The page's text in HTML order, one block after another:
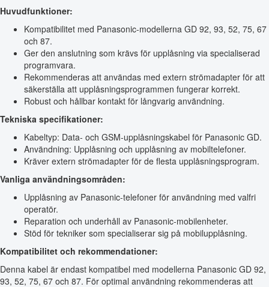
Huvudfunktioner:
Kompatibilitet med Panasonic-modellerna GD 92, 93, 52, 75, 67
och 87.
Ger den anslutning som krävs för upplåsning via specialiserad
programvara.
Rekommenderas att användas med extern strömadapter för att
säkerställa att upplåsningsprogrammen fungerar korrekt.
Robust och hållbar kontakt för långvarig användning.
Tekniska specifikationer:
Kabeltyp: Data- och GSM-upplåsningskabel för Panasonic GD.
Användning: Upplåsning och upplåsning av mobiltelefoner.
Kräver extern strömadapter för de flesta upplåsningsprogram.
Vanliga användningsområden:
Upplåsning av Panasonic-telefoner för användning med valfri
operatör.
Reparation och underhåll av Panasonic-mobilenheter.
Stöd för tekniker som specialiserar sig på mobilupplåsning.
Kompatibilitet och rekommendationer:
Denna kabel är endast kompatibel med modellerna Panasonic GD 92,
93, 52, 75, 67 och 87. För optimal användning rekommenderas att